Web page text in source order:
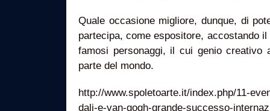
Quale occasione migliore, dunque, di
partecipa, come espositore, accostando
famosi personaggi, il cui genio creativo
parte del mondo.
http://www.spoletoarte.it/index.php/11-
dali-e-van-gogh-grande-successo-